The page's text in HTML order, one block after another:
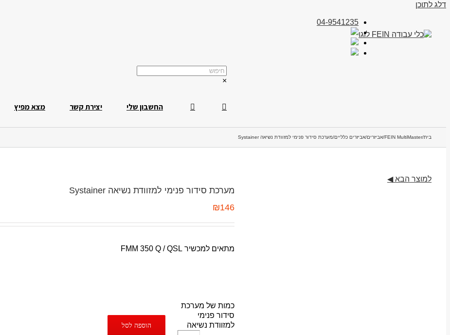
דלג לתוכן
04-9541235
×
מצא מפיץ יצירת קשר החשבון שלי
בית/
FEIN MultiMaster
/אביזרים/אביזרים כלליים/מערכת סידור פנימי למזוודת נשיאה Systainer
למוצר הבא ◀
מערכת סידור פנימי למזוודת נשיאה Systainer
₪146
מתאים למכשיר FMM 350 Q / QSL
כמות של מערכת
סידור פנימי
למזוודת נשיאה
הוספה לסל